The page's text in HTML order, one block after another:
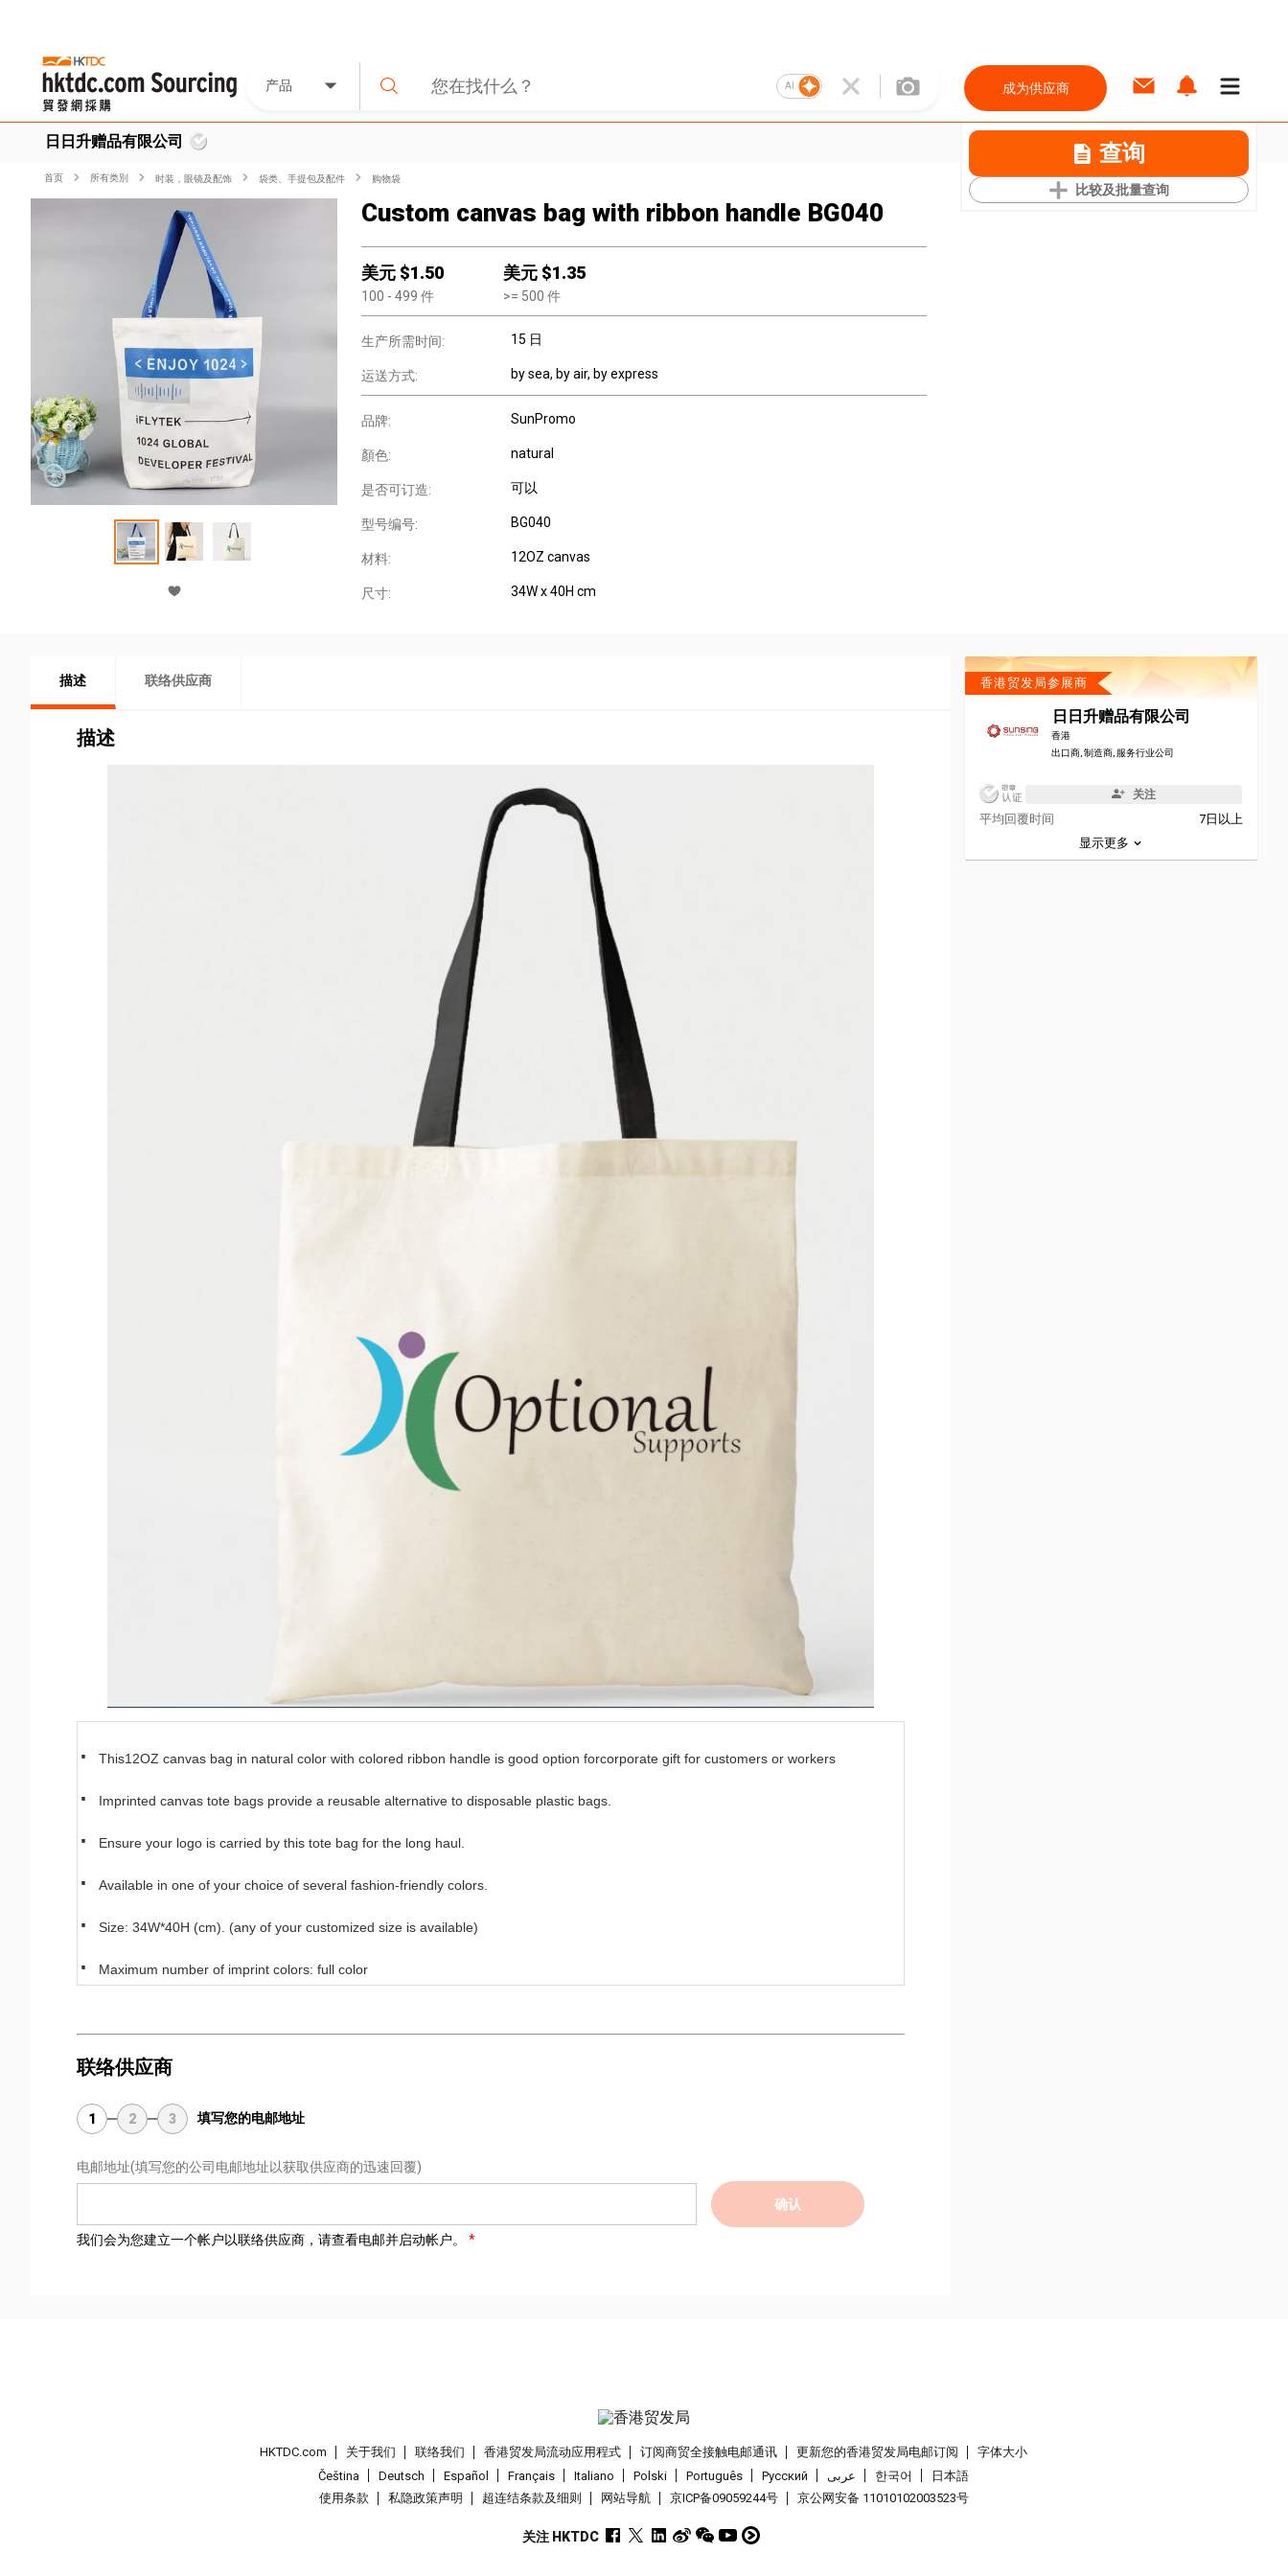
产品 AI 成为供应商
日日升赠品有限公司 查询
比较及批量查询
首页 所有类別 时装，眼镜及配饰 袋类、手提包及配件 购物袋
Custom canvas bag with ribbon handle BG040
美元 $1.50
100 - 499 件
美元 $1.35
>= 500 件
生产所需时间: 15 日
运送方式: by sea, by air, by express
品牌: SunPromo
顏色: natural
是否可订造: 可以
型号编号: BG040
材料: 12OZ canvas
尺寸: 34W x 40H cm
描述 联络供应商
描述
· This12OZ canvas bag in natural color with colored ribbon handle is good option forcorporate gift for customers or workers
· Imprinted canvas tote bags provide a reusable alternative to disposable plastic bags.
· Ensure your logo is carried by this tote bag for the long haul.
· Available in one of your choice of several fashion-friendly colors.
· Size: 34W*40H (cm). (any of your customized size is available)
· Maximum number of imprint colors: full color
联络供应商
1 2 3 填写您的电邮地址
电邮地址(填写您的公司电邮地址以获取供应商的迅速回覆)
确认
我们会为您建立一个帐户以联络供应商，请查看电邮并启动帐户。
香港贸发局参展商
日日升赠品有限公司
香港
出口商, 制造商, 服务行业公司
关注
平均回覆时间
7日以上
显示更多
HKTDC.com 关于我们 联络我们 香港贸发局流动应用程式 订阅商贸全接触电邮通讯 更新您的香港贸发局电邮订阅
字体大小
Čeština
Deutsch Español Français Italiano Polski Português Pусский عربى 한국어
日本語
使用条款
私隐政策声明 超连结条款及细则 网站导航 京ICP备09059244号 京公网安备 11010102003523号
关注 HKTDC